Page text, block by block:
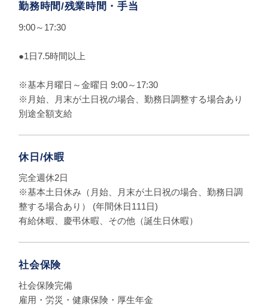
勤務時間/残業時間・手当
9:00～17:30
●1日7.5時間以上
※基本月曜日～金曜日 9:00～17:30
※月始、月末が土日祝の場合、勤務日調整する場合あり
別途全額支給
休日/休暇
完全週休2日
※基本土日休み（月始、月末が土日祝の場合、勤務日調
整する場合あり） (年間休日111日)
有給休暇、慶弔休暇、その他（誕生日休暇）
社会保険
社会保険完備
雇用・労災・健康保険・厚生年金